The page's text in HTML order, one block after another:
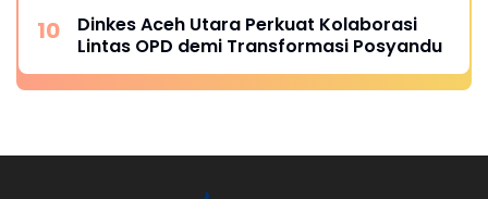
Dinkes Aceh Utara Perkuat Kolaborasi
Lintas OPD demi Transformasi Posyandu